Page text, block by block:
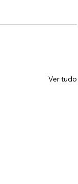
Ver tudo